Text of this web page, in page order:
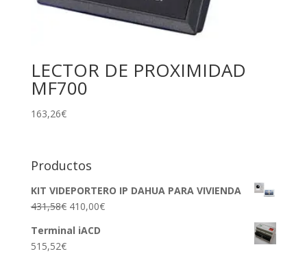
LECTOR DE PROXIMIDAD
MF700
163,26€
Productos
KIT VIDEPORTERO IP DAHUA PARA VIVIENDA
431,58€ 410,00€
Terminal iACD
515,52€